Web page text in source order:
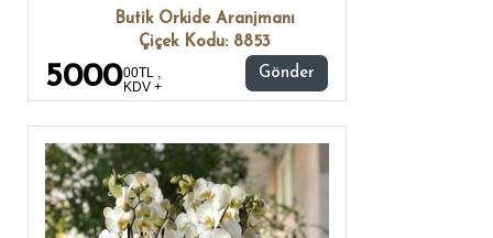
Butik Orkide Aranjmanı
Çiçek Kodu: 8853
500000TL ,
KDV +
Gönder